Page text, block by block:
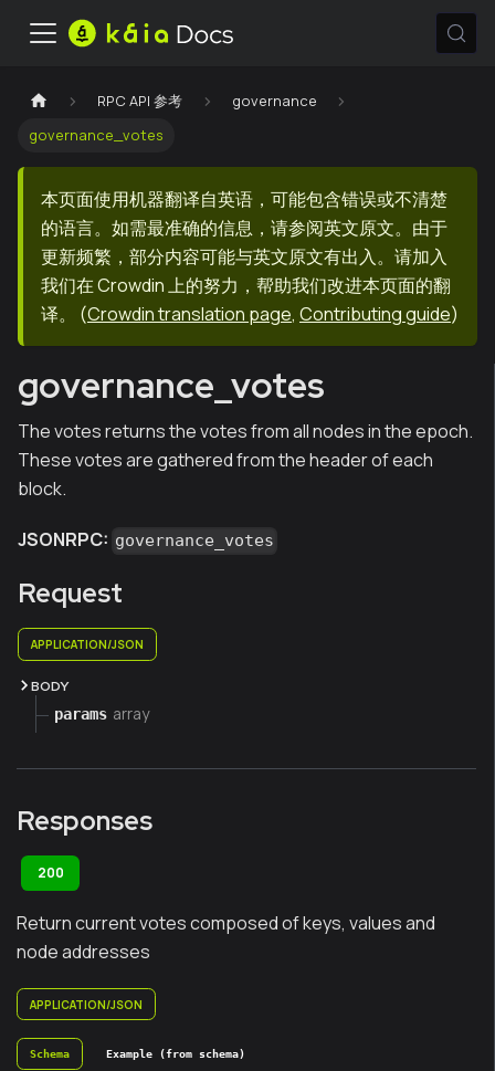
RPC API 参考
governance
governance_votes
本页面使用机器翻译自英语，可能包含错误或不清楚
的语言。如需最准确的信息，请参阅英文原文。由于
更新频繁，部分内容可能与英文原文有出入。请加入
我们在 Crowdin 上的努力，帮助我们改进本页面的翻
译。
(Crowdin translation page, Contributing guide)
governance_votes
The votes returns the votes from all nodes in the epoch.
These votes are gathered from the header of each
block.
JSONRPC: governance_votes
Request
APPLICATION/JSON
BODY
params array
Responses
200
Return current votes composed of keys, values and
node addresses
APPLICATION/JSON
Schema Example (from schema)